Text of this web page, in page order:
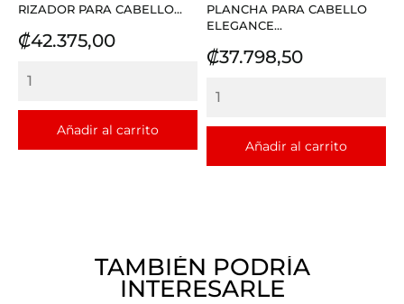
RIZADOR PARA CABELLO...
Precio
₡42.375,00
Añadir al carrito
PLANCHA PARA CABELLO
ELEGANCE...
Precio
₡37.798,50
Añadir al carrito
TAMBIÉN PODRÍA
INTERESARLE